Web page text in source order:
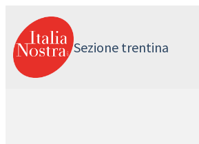
contenuto
Sezione trentina